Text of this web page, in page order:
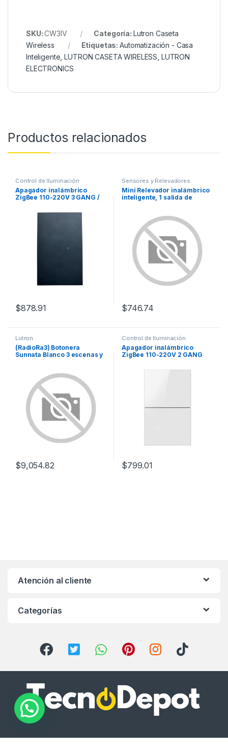
SKU:CW3IV Categoría: Lutron Caseta
Wireless
Etiquetas:Automatización - Casa
Inteligente ,LUTRON CASETA WIRELESS LUTRON
ELECTRONICS
Productos relacionados
Control de Iluminación
Apagador inalámbrico
ZigBee 110-220V 3 GANG /
$878.91
Sensores y Relevadores
Mini Relevador inalámbrico
inteligente, 1 salida de
y GoogleHome
$746.74
Lutron
(RadioRa3) Botonera
Sunnata Blanco 3 escenas y
escenas diferentes en cada
botón.
$9,054.82
Control de Iluminación
Apagador inalámbrico
ZigBee 110-220V 2 GANG
$799.01
Atención al cliente
Categorías